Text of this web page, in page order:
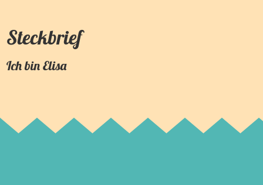
Steckbrief
Ich binElisa